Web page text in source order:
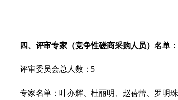
四、 评审专家（竞争性磋商采购人员）名单：
评审委员会总人数：5
专家名单：叶亦辉、杜丽明、赵蓓蕾、罗明珠